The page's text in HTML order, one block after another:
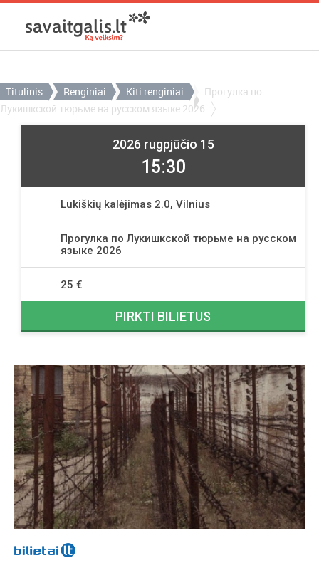
Titulinis Renginiai Kiti renginiai
Прогулка по
Лукишкской тюрьме на русском языке 2026
2026 rugpjūčio 15
15:30
Lukiškių kalėjimas 2.0, Vilnius
Прогулка по Лукишкской тюрьме на русском
языке 2026
25 €
PIRKTI BILIETUS